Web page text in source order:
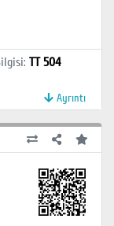
: TT 504
Ayrıntı